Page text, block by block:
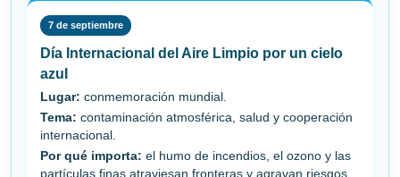
7 de septiembre
Día Internacional del Aire Limpio por un cielo
azul
Lugar: conmemoración mundial.
Tema: contaminación atmosférica, salud y cooperación
internacional.
Por qué importa: el humo de incendios, el ozono y las
partículas finas atraviesan fronteras y agravan riesgos